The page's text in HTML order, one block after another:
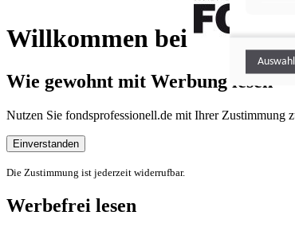
Willkommen bei
FONDS
Wie gewohnt mit Werbung lesen
Nutzen Sie fondsprofessionell.de mit Ihrer Zustimmung
Einverstanden
Die Zustimmung ist jederzeit widerrufbar.
Werbefrei lesen